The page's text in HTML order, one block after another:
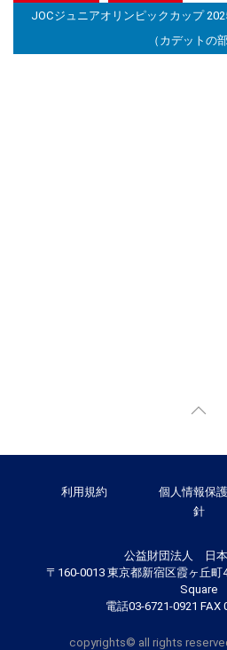
JOCジュニアオリンピックカップ
（カデットの部
利用規約
個人情報保
針
公益財団法人 日
〒160-0013 東京都新宿区霞ヶ丘
Square
電話03-6721-0921 FAX
copyrights© all rights